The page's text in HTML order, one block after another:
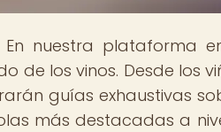
En nuestra plataforma
de los vinos. Desde los
guías exhaustivas
más destacadas a